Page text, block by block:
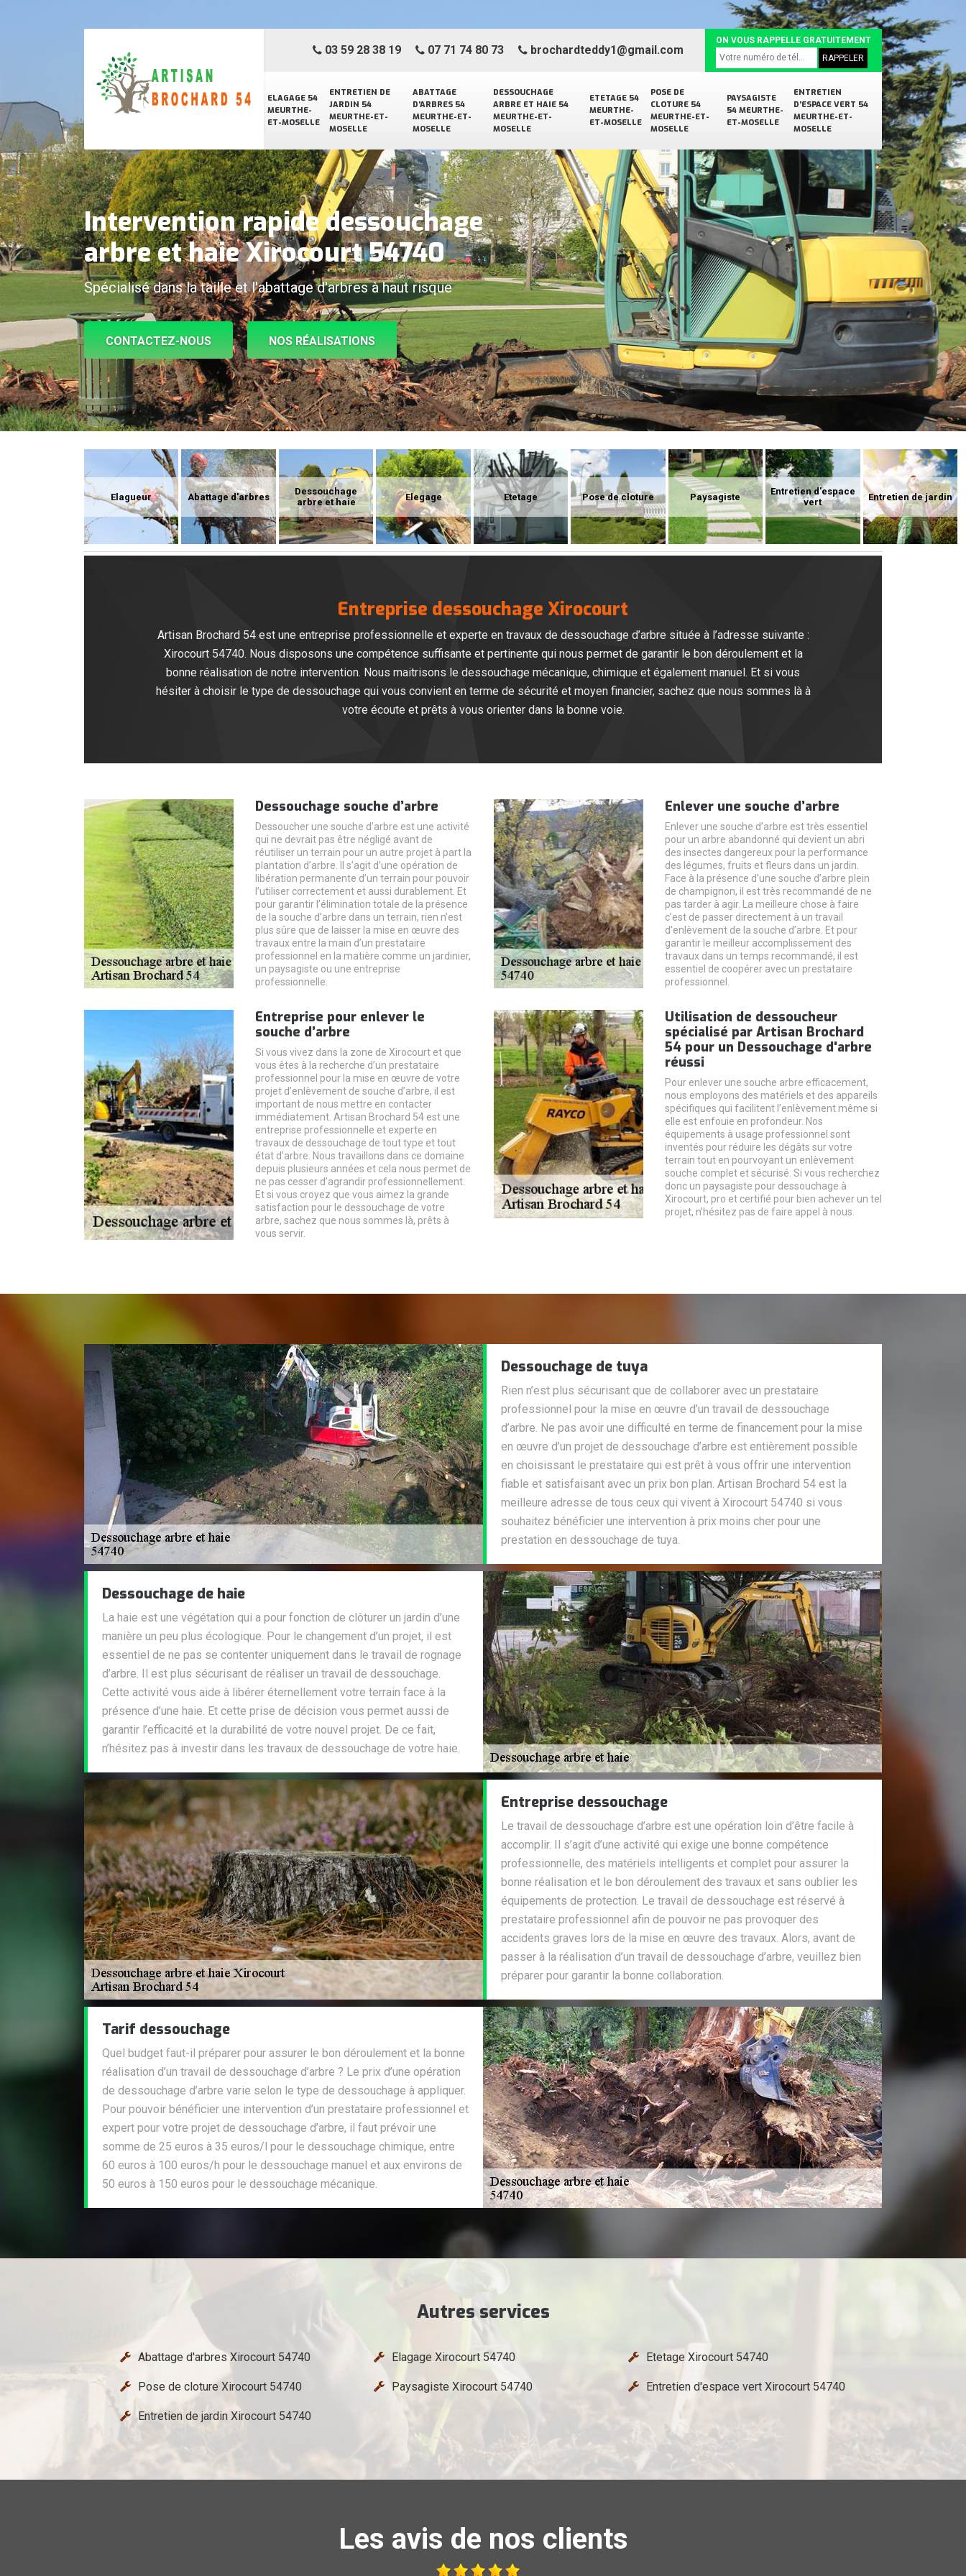
ELAGAGE 54
MEURTHE-
ET-MOSELLE
ENTRETIEN DE
JARDIN 54
MEURTHE-ET-
MOSELLE
ABATTAGE
D'ARBRES 54
MEURTHE-ET-
MOSELLE
DESSOUCHAGE
ARBRE ET HAIE 54
MEURTHE-ET-
MOSELLE
ETETAGE 54
MEURTHE-
ET-MOSELLE
POSE DE
CLOTURE 54
MEURTHE-ET-
MOSELLE
PAYSAGISTE
54 MEURTHE-
ET-MOSELLE
ENTRETIEN
D'ESPACE VERT 54
MEURTHE-ET-
MOSELLE
03 59 28 38 19 07 71 74 80 73 brochardteddy1@gmail.com
ON VOUS RAPPELLE GRATUITEMENT
Intervention rapide dessouchage
arbre et haie Xirocourt 54740
Spécialisé dans la taille et l'abattage d'arbres à haut risque
CONTACTEZ-NOUS NOS RÉALISATIONS
Elagueur Abattage d'arbres
Dessouchage
arbre et haie
Elegage Etetage Pose de cloture Paysagiste
Entretien d'espace
vert
Entretien de jardin
Entreprise dessouchage Xirocourt
Artisan Brochard 54 est une entreprise professionnelle et experte en travaux de dessouchage d’arbre située à l’adresse suivante :
Xirocourt 54740. Nous disposons une compétence suffisante et pertinente qui nous permet de garantir le bon déroulement et la
bonne réalisation de notre intervention. Nous maitrisons le dessouchage mécanique, chimique et également manuel. Et si vous
hésiter à choisir le type de dessouchage qui vous convient en terme de sécurité et moyen financier, sachez que nous sommes là à
votre écoute et prêts à vous orienter dans la bonne voie.
Dessouchage souche d’arbre
Dessoucher une souche d’arbre est une activité
qui ne devrait pas être négligé avant de
réutiliser un terrain pour un autre projet à part la
plantation d’arbre. Il s’agit d’une opération de
libération permanente d’un terrain pour pouvoir
l’utiliser correctement et aussi durablement. Et
pour garantir l’élimination totale de la présence
de la souche d’arbre dans un terrain, rien n’est
plus sûre que de laisser la mise en œuvre des
travaux entre la main d’un prestataire
professionnel en la matière comme un jardinier,
un paysagiste ou une entreprise
professionnelle.
Enlever une souche d’arbre
Enlever une souche d’arbre est très essentiel
pour un arbre abandonné qui devient un abri
des insectes dangereux pour la performance
des légumes, fruits et fleurs dans un jardin.
Face à la présence d’une souche d’arbre plein
de champignon, il est très recommandé de ne
pas tarder à agir. La meilleure chose à faire
c’est de passer directement à un travail
d’enlèvement de la souche d’arbre. Et pour
garantir le meilleur accomplissement des
travaux dans un temps recommandé, il est
essentiel de coopérer avec un prestataire
professionnel.
Entreprise pour enlever le
souche d’arbre
Si vous vivez dans la zone de Xirocourt et que
vous êtes à la recherche d’un prestataire
professionnel pour la mise en œuvre de votre
projet d’enlèvement de souche d’arbre, il est
important de nous mettre en contacter
immédiatement. Artisan Brochard 54 est une
entreprise professionnelle et experte en
travaux de dessouchage de tout type et tout
état d’arbre. Nous travaillons dans ce domaine
depuis plusieurs années et cela nous permet de
ne pas cesser d’agrandir professionnellement.
Et si vous croyez que vous aimez la grande
satisfaction pour le dessouchage de votre
arbre, sachez que nous sommes là, prêts à
vous servir.
Utilisation de dessoucheur
spécialisé par Artisan Brochard
54 pour un Dessouchage d'arbre
réussi
Pour enlever une souche arbre efficacement,
nous employons des matériels et des appareils
spécifiques qui facilitent l’enlèvement même si
elle est enfouie en profondeur. Nos
équipements à usage professionnel sont
inventés pour réduire les dégâts sur votre
terrain tout en pourvoyant un enlèvement
souche complet et sécurisé. Si vous recherchez
donc un paysagiste pour dessouchage à
Xirocourt, pro et certifié pour bien achever un tel
projet, n’hésitez pas de faire appel à nous.
Dessouchage de tuya
Rien n’est plus sécurisant que de collaborer avec un prestataire
professionnel pour la mise en œuvre d’un travail de dessouchage
d’arbre. Ne pas avoir une difficulté en terme de financement pour la mise
en œuvre d’un projet de dessouchage d’arbre est entièrement possible
en choisissant le prestataire qui est prêt à vous offrir une intervention
fiable et satisfaisant avec un prix bon plan. Artisan Brochard 54 est la
meilleure adresse de tous ceux qui vivent à Xirocourt 54740 si vous
souhaitez bénéficier une intervention à prix moins cher pour une
prestation en dessouchage de tuya.
Dessouchage de haie
La haie est une végétation qui a pour fonction de clôturer un jardin d’une
manière un peu plus écologique. Pour le changement d’un projet, il est
essentiel de ne pas se contenter uniquement dans le travail de rognage
d’arbre. Il est plus sécurisant de réaliser un travail de dessouchage.
Cette activité vous aide à libérer éternellement votre terrain face à la
présence d’une haie. Et cette prise de décision vous permet aussi de
garantir l’efficacité et la durabilité de votre nouvel projet. De ce fait,
n’hésitez pas à investir dans les travaux de dessouchage de votre haie.
Entreprise dessouchage
Le travail de dessouchage d’arbre est une opération loin d’être facile à
accomplir. Il s’agit d’une activité qui exige une bonne compétence
professionnelle, des matériels intelligents et complet pour assurer la
bonne réalisation et le bon déroulement des travaux et sans oublier les
équipements de protection. Le travail de dessouchage est réservé à
prestataire professionnel afin de pouvoir ne pas provoquer des
accidents graves lors de la mise en œuvre des travaux. Alors, avant de
passer à la réalisation d’un travail de dessouchage d’arbre, veuillez bien
préparer pour garantir la bonne collaboration.
Tarif dessouchage
Quel budget faut-il préparer pour assurer le bon déroulement et la bonne
réalisation d’un travail de dessouchage d’arbre ? Le prix d’une opération
de dessouchage d’arbre varie selon le type de dessouchage à appliquer.
Pour pouvoir bénéficier une intervention d’un prestataire professionnel et
expert pour votre projet de dessouchage d’arbre, il faut prévoir une
somme de 25 euros à 35 euros/l pour le dessouchage chimique, entre
60 euros à 100 euros/h pour le dessouchage manuel et aux environs de
50 euros à 150 euros pour le dessouchage mécanique.
Autres services
Abattage d'arbres Xirocourt 54740 Elagage Xirocourt 54740 Etetage Xirocourt 54740
Pose de cloture Xirocourt 54740 Paysagiste Xirocourt 54740 Entretien d'espace vert Xirocourt 54740
Entretien de jardin Xirocourt 54740
Les avis de nos clients